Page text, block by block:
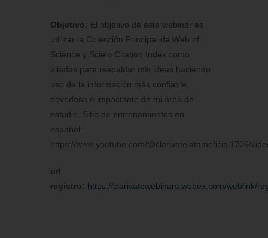
Objetivo: El objetivo de este webinar es
utilizar la Colección Principal de Web of
Science y Scielo Citation Index como
aliadas para respaldar mis ideas haciendo
uso de la información más confiable,
novedosa e impactante de mi área de
estudio. Sitio de entrenamientos en
español:
https://www.youtube.com/@clarivatelatamoficial1706/
url
registro: https://clarivatewebinars.webex.com/weblink/